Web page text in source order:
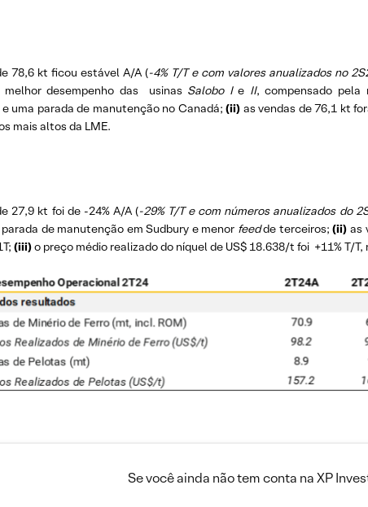
78,6 kt ficou estável A/A (-4% T/T e com valores anualizados no
desempenho das usinas Salobo Ie II, compensado pela
uma parada de manutenção no Canadá;(ii) as vendas de 76,1 kt
mais altos da LME.
27,9 kt foi de -24% A/A (-29% T/T e com números anualizados do
de manutenção em Sudbury e menor feedde terceiros;(ii) as
(iii)o preço médio realizado do níquel de US$ 18.638/t foi +11% T/
Se você ainda não tem conta na XP